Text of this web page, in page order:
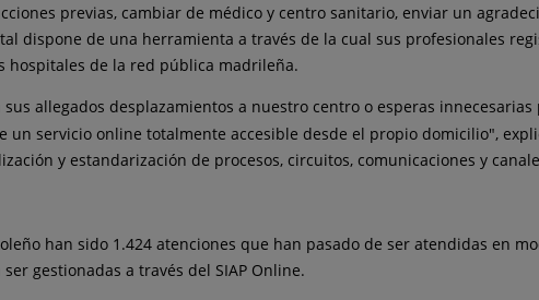
previas, cambiar de médico y centro sanitario, enviar un
dispone de una herramienta a través de la cual sus profesionales
hospitales de la red pública madrileña.
allegados desplazamientos a nuestro centro o esperas
servicio online totalmente accesible desde el propio domicilio",
y estandarización de procesos, circuitos, comunicaciones y
han sido 1.424 atenciones que han pasado de ser atendidas en
gestionadas a través del SIAP Online.